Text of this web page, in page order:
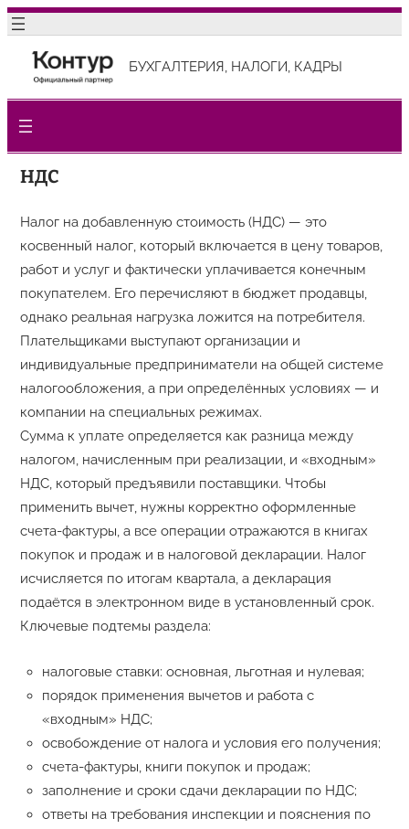
Перейти
содержимому
БУХГАЛТЕРИЯ, НАЛОГИ, КАДРЫ
НДС
Налог на добавленную стоимость (НДС) — это
косвенный налог, который включается в цену товаров,
работ и услуг и фактически уплачивается конечным
покупателем. Его перечисляют в бюджет продавцы,
однако реальная нагрузка ложится на потребителя.
Плательщиками выступают организации и
индивидуальные предприниматели на общей системе
налогообложения, а при определённых условиях — и
компании на специальных режимах.
Сумма к уплате определяется как разница между
налогом, начисленным при реализации, и «входным»
НДС, который предъявили поставщики. Чтобы
применить вычет, нужны корректно оформленные
счета-фактуры, а все операции отражаются в книгах
покупок и продаж и в налоговой декларации. Налог
исчисляется по итогам квартала, а декларация
подаётся в электронном виде в установленный срок.
Ключевые подтемы раздела:
налоговые ставки: основная, льготная и нулевая;
порядок применения вычетов и работа с
«входным» НДС;
освобождение от налога и условия его получения;
счета-фактуры, книги покупок и продаж;
заполнение и сроки сдачи декларации по НДС;
ответы на требования инспекции и пояснения по